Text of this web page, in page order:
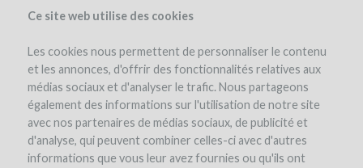
Ce site web utilise des cookies
Les cookies nous permettent de personnaliser le contenu
et les annonces, d'offrir des fonctionnalités relatives aux
médias sociaux et d'analyser le trafic. Nous partageons
également des informations sur l'utilisation de notre site
avec nos partenaires de médias sociaux, de publicité et
d'analyse, qui peuvent combiner celles-ci avec d'autres
informations que vous leur avez fournies ou qu'ils ont
the project investors (83)